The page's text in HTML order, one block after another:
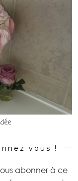
vous !
abonner à ce